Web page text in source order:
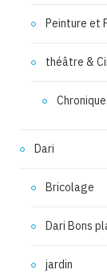
Peinture et
théâtre &
Dari
Bricolage
Dari Bons
jardin